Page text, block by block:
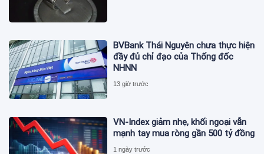
BVBank Thái Nguyên chưa thực hiện
đầy đủ chỉ đạo của Thống đốc
NHNN
13 giờ trước
VN-Index giảm nhẹ, khối ngoại vẫn
mạnh tay mua ròng gần 500 tỷ đồng
1 ngày trước